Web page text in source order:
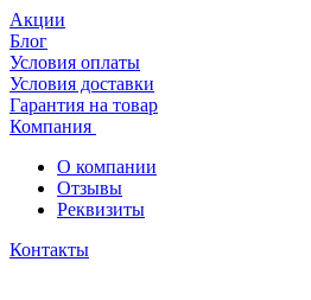
Акции
Блог
Условия оплаты
Условия доставки
Гарантия на товар
Компания
О компании
Отзывы
Реквизиты
Контакты